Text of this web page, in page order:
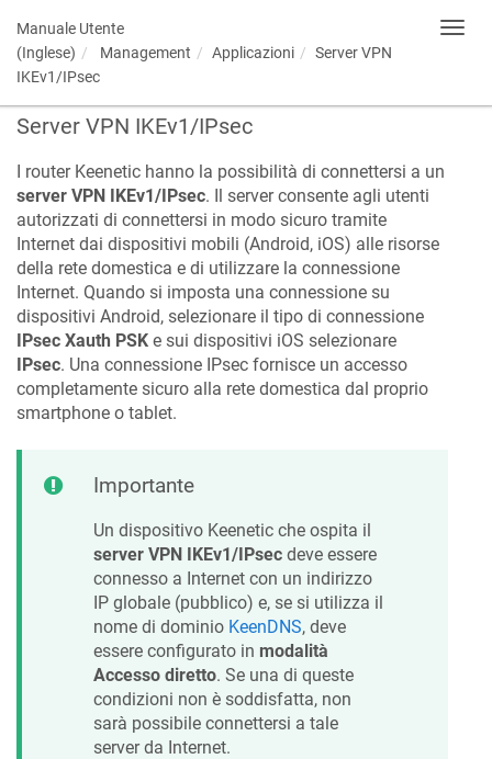
Manuale Utente
(Inglese)
Management Applicazioni
Server VPN
IKEv1/IPsec
Server VPN IKEv1/IPsec
I router Keenetic hanno la possibilità di connettersi a un
server VPN IKEv1/IPsec. Il server consente agli utenti
autorizzati di connettersi in modo sicuro tramite
Internet dai dispositivi mobili (Android, iOS) alle risorse
della rete domestica e di utilizzare la connessione
Internet. Quando si imposta una connessione su
dispositivi Android, selezionare il tipo di connessione
IPsec Xauth PSK e sui dispositivi iOS selezionare
IPsec. Una connessione IPsec fornisce un accesso
completamente sicuro alla rete domestica dal proprio
smartphone o tablet.
Importante
Un dispositivo Keenetic che ospita il
server VPN IKEv1/IPsec deve essere
connesso a Internet con un indirizzo
IP globale (pubblico) e, se si utilizza il
nome di dominio KeenDNS, deve
essere configurato in modalità
Accesso diretto. Se una di queste
condizioni non è soddisfatta, non
sarà possibile connettersi a tale
server da Internet.